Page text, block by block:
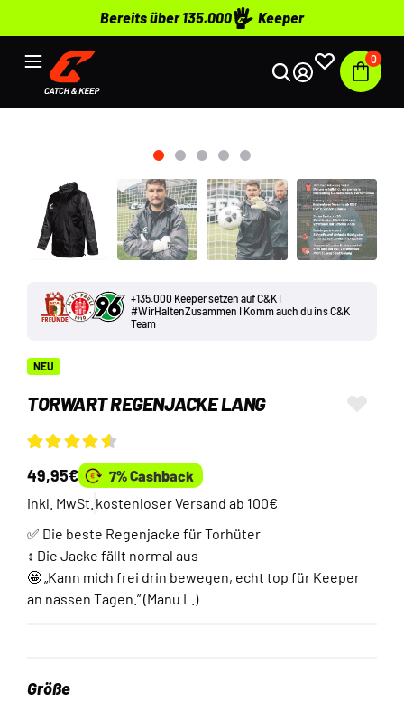
Bereits über 135.000 Keeper
0
+135.000 Keeper setzen auf C&K I
#WirHaltenZusammen I Komm auch du ins C&K
Team
NEU
TORWART REGENJACKE LANG
Bewertet
mit4.5von
5, basierend
auf
49,95€ 7% Cashback
inkl. MwSt. kostenloser Versand ab 100€
✅ Die beste Regenjacke für Torhüter
↕️ Die Jacke fällt normal aus
🤩 „Kann mich frei drin bewegen, echt top für Keeper
an nassen Tagen.” (Manu L.)
Größe